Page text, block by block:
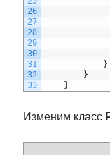
26
27
28
29
30
31
32
33
}
}
}
Изменим класс